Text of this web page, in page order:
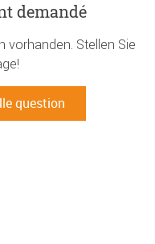
demandé
vorhanden. Stellen Sie
question